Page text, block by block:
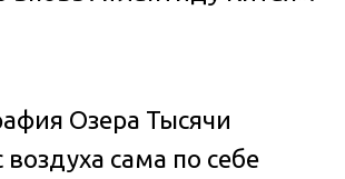
Озера Тысячи
воздуха сама по себе